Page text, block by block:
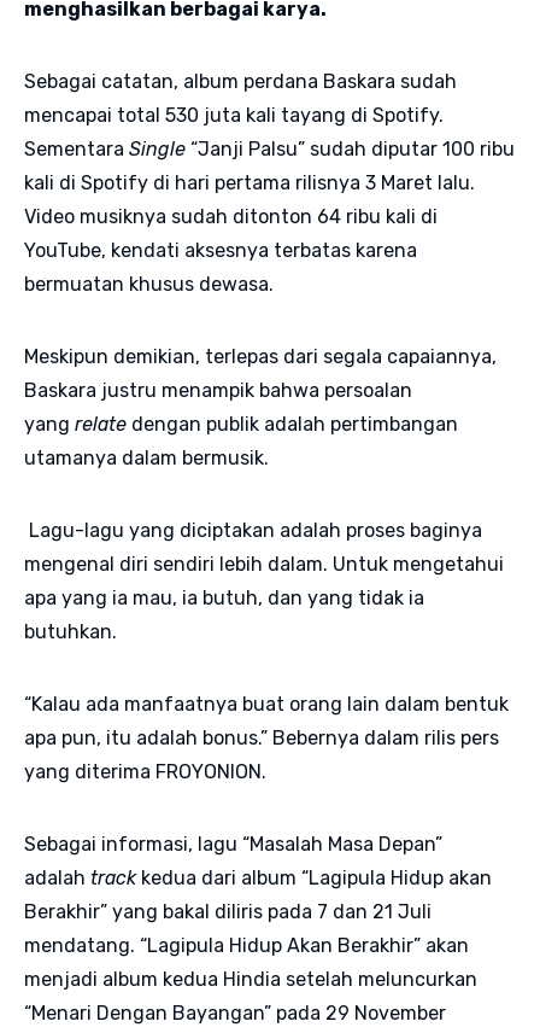
menghasilkan berbagai karya.
Sebagai catatan, album perdana Baskara sudah
mencapai total 530 juta kali tayang di Spotify.
Sementara Single “Janji Palsu” sudah diputar 100 ribu
kali di Spotify di hari pertama rilisnya 3 Maret lalu.
Video musiknya sudah ditonton 64 ribu kali di
YouTube, kendati aksesnya terbatas karena
bermuatan khusus dewasa.
Meskipun demikian, terlepas dari segala capaiannya,
Baskara justru menampik bahwa persoalan
yang relate dengan publik adalah pertimbangan
utamanya dalam bermusik.
Lagu-lagu yang diciptakan adalah proses baginya
mengenal diri sendiri lebih dalam. Untuk mengetahui
apa yang ia mau, ia butuh, dan yang tidak ia
butuhkan.
“Kalau ada manfaatnya buat orang lain dalam bentuk
apa pun, itu adalah bonus.” Bebernya dalam rilis pers
yang diterima FROYONION.
Sebagai informasi, lagu “Masalah Masa Depan”
adalah trackkedua dari album “Lagipula Hidup akan
Berakhir” yang bakal diliris pada 7 dan 21 Juli
mendatang. “Lagipula Hidup Akan Berakhir” akan
menjadi album kedua Hindia setelah meluncurkan
“Menari Dengan Bayangan” pada 29 November